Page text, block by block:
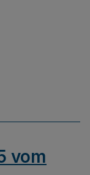
vom